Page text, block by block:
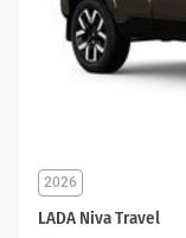
LADA Niva Travel
2026